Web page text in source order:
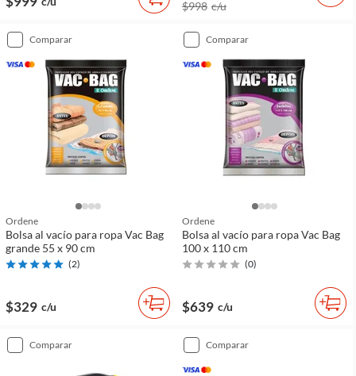
$998 c/u
comparar
Ordene
Bolsa al vacío para ropa Vac Bag
grande 55 x 90 cm
(2)
$329 c/u
comparar
Ordene
Bolsa al vacío para ropa Vac Bag
100 x 110 cm
(0)
$639 c/u
comparar comparar